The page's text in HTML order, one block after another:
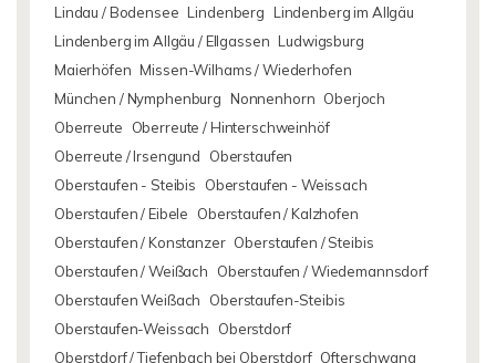
Lindau / Bodensee Lindenberg Lindenberg im Allgäu
Lindenberg im Allgäu / Ellgassen Ludwigsburg
Maierhöfen Missen-Wilhams / Wiederhofen
München / Nymphenburg Nonnenhorn Oberjoch
Oberreute
Oberreute / Hinterschweinhöf
Oberreute / Irsengund
Oberstaufen
Oberstaufen - Steibis
Oberstaufen - Weissach
Oberstaufen / Eibele
Oberstaufen / Kalzhofen
Oberstaufen / Konstanzer Oberstaufen / Steibis
Oberstaufen / Weißach
Oberstaufen / Wiedemannsdorf
Oberstaufen Weißach
Oberstaufen-Steibis
Oberstaufen-Weissach
Oberstdorf
Oberstdorf / Tiefenbach bei Oberstdorf Ofterschwang